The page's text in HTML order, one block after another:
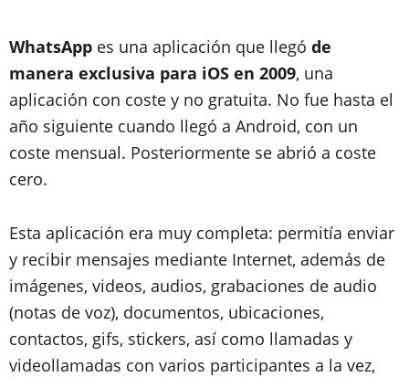
WhatsApp es una aplicación que llegó de
manera exclusiva para iOS en 2009, una
aplicación con coste y no gratuita. No fue hasta el
año siguiente cuando llegó a Android, con un
coste mensual. Posteriormente se abrió a coste
cero.
Esta aplicación era muy completa: permitía enviar
y recibir mensajes mediante Internet, además de
imágenes, videos, audios, grabaciones de audio
(notas de voz), documentos, ubicaciones,
contactos, gifs, stickers, así como llamadas y
videollamadas con varios participantes a la vez,